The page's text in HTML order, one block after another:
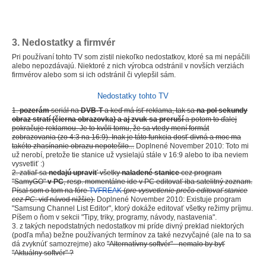
3. Nedostatky a firmvér
Pri používaní tohto TV som zistil niekoľko nedostatkov, ktoré sa mi nepáčili
alebo nepozdávajú. Niektoré z nich výrobca odstránil v novších verziách
firmvérov alebo som si ich odstránil či vylepšil sám.
Nedostatky tohto TV
1.pozerámseriál naDVB-Ta keď má ísť reklama, tak sana pol sekundy
obraz stratí (čierna obrazovka) a aj zvuk sa prerušía potom to ďalej
pokračuje reklamou. Je to kvôli tomu, že sa vtedy mení formát
zobrazovania (zo 4:3 na 16:9). Inak je táto funkcia dosť divná a moc ma
takéto zhasínanie obrazu nepotešilo... Doplnené November 2010: Toto mi
už nerobí, pretože tie stanice už vysielajú stále v 16:9 alebo to iba neviem
vysvetliť :)
2. zatiaľ sanedajú upraviťvšetkynaladené stanicecez program
"SamyGO"v PC, resp. momentálne ide v PC editovať iba satelitný zoznam.
Písal som o tom na fóreTVFREAK(pre vysvetlenie prečo editovať stanice
cez PC: viď návod nižšie). Doplnené November 2010: Existuje program
"Samsung Channel List Editor", ktorý dokáže editovať všetky režimy príjmu.
Píšem o ňom v sekcii "Tipy, triky, programy, návody, nastavenia".
3. z takých nepodstatných nedostatkov mi príde divný preklad niektorých
(podľa mňa) bežne používaných termínov za také nezvyčajné (ale na to sa
dá zvyknúť samozrejme) ako "Alternatívny softvér" - nemalo by byť
"Aktuálny softvér" ?